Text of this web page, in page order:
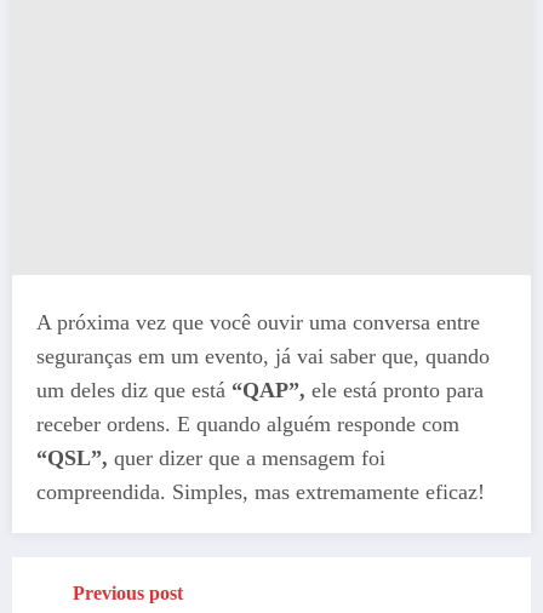
A próxima vez que você ouvir uma conversa entre
seguranças em um evento, já vai saber que, quando
um deles diz que está “QAP”, ele está pronto para
receber ordens. E quando alguém responde com
“QSL”, quer dizer que a mensagem foi
compreendida. Simples, mas extremamente eficaz!
Previous post